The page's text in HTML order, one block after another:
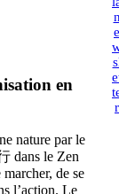
en
nature par le
dans le Zen
de se
l’action. Le
e
r